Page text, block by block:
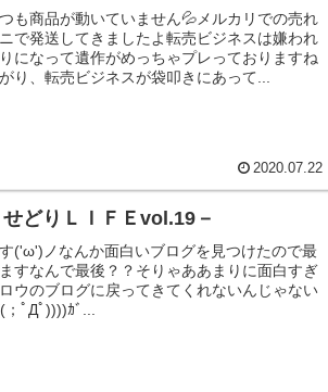
も商品が動いていません💦メルカリでの売れ
で発送してきましたよ転売ビジネスは嫌われ
になって遺作がめっちゃプレっておりますね
り、転売ビジネスが袋叩きにあって...
2020.07.22
どりＬＩＦＥvol.19－
('ω')ノなんか面白いブログを見つけたので最
すなんで最後？？そりゃああまりに面白すぎ
ウのブログに戻ってきてくれないんじゃない
ﾟДﾟ))))ｶﾞ...